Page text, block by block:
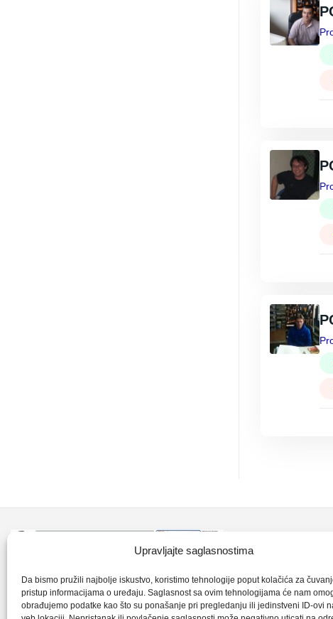
Upravljajte saglasnostima
Da bismo pružili najbolje iskustvo, koristimo tehnologije poput kolačića za
pristup informacijama o uređaju. Saglasnost sa ovim tehnologijama će nam
obrađujemo podatke kao što su ponašanje pri pregledanju ili jedinstveni ID-ovi
CLK-Interpromet d.o.o. posluje u sastavu
grupe SKF distributera od 1996. godine,
gdje s ponosom mozemo reci da smo
+387 35 720